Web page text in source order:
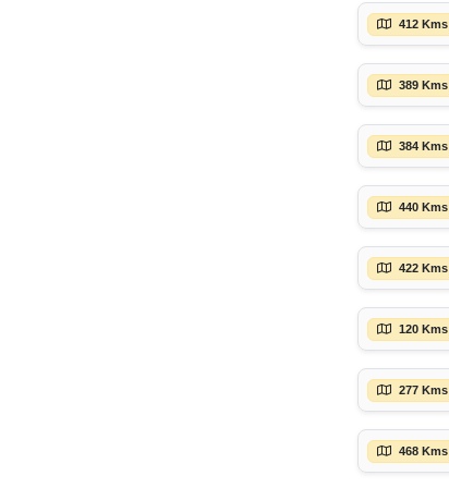
412 Kms
389 Kms
384 Kms
440 Kms
422 Kms
120 Kms
277 Kms
468 Kms